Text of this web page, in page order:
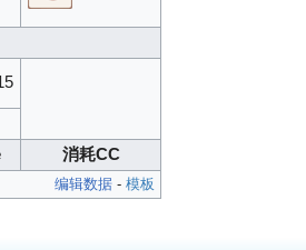
消耗CC
编辑数据 -模板